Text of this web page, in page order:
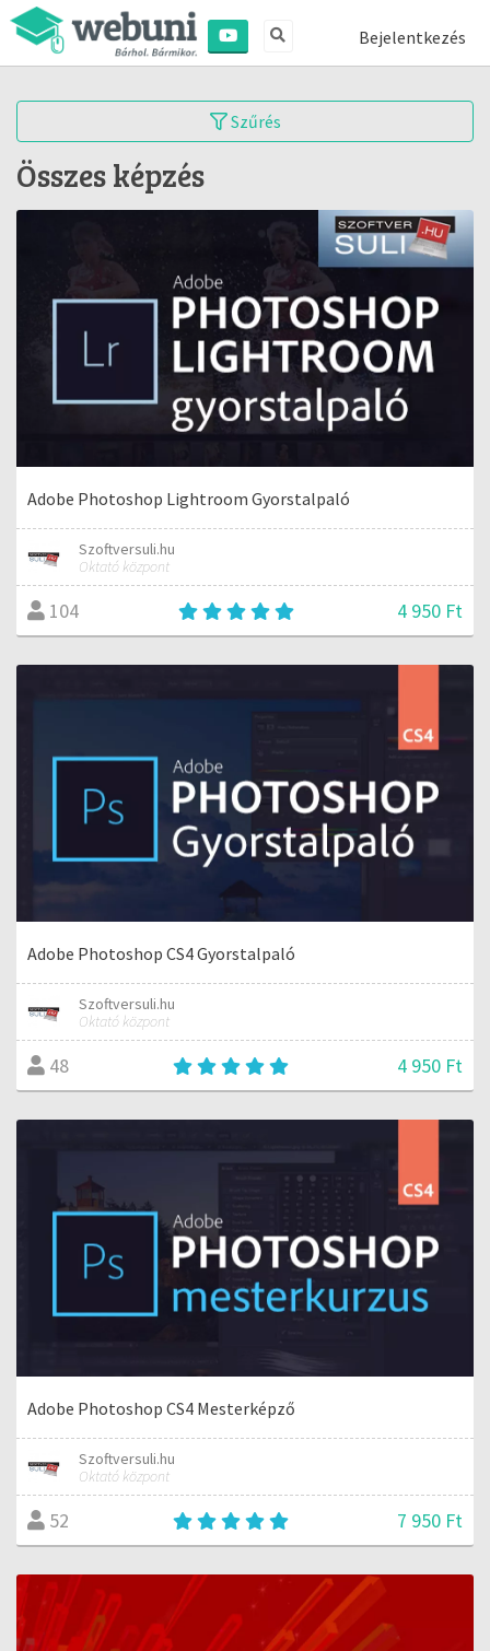
Bejelentkezés
Szűrés
Összes képzés
Adobe Photoshop Lightroom Gyorstalpaló
Szoftversuli.hu
Oktató központ
104 4 950 Ft
Adobe Photoshop CS4 Gyorstalpaló
Szoftversuli.hu
Oktató központ
48 4 950 Ft
Adobe Photoshop CS4 Mesterképző
Szoftversuli.hu
Oktató központ
52 7 950 Ft